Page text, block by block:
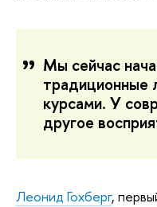
Мы сейчас
традиционные
курсами. У
другое
Леонид Гохберг,